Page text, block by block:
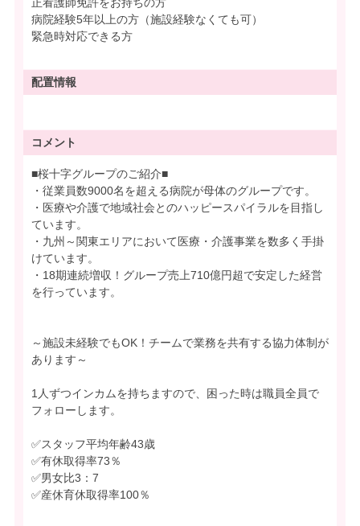
病院経験5年以上の方（施設経験なくても可）
緊急時対応できる方
配置情報
コメント
■桜十字グループのご紹介■
・従業員数9000名を超える病院が母体のグループです。
・医療や介護で地域社会とのハッピースパイラルを目指し
ています。
・九州～関東エリアにおいて医療・介護事業を数多く手掛
けています。
・18期連続増収！グループ売上710億円超で安定した経営
を行っています。
～施設未経験でもOK！チームで業務を共有する協力体制が
あります～
1人ずつインカムを持ちますので、困った時は職員全員で
フォローします。
✅スタッフ平均年齢43歳
✅有休取得率73％
✅男女比3：7
✅産休育休取得率100％